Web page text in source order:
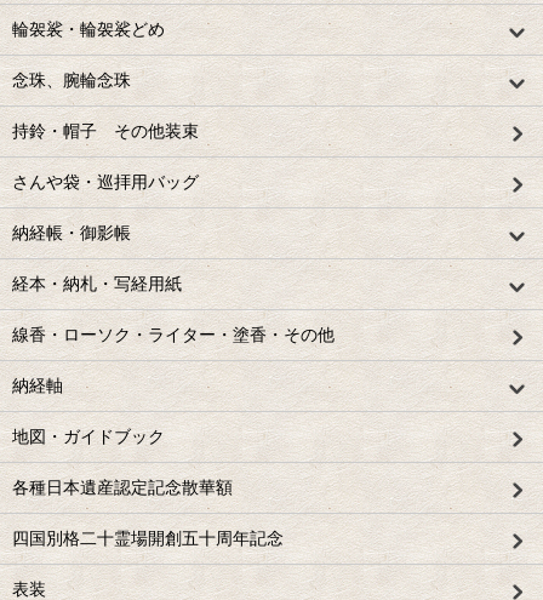
輪袈裟・輪袈裟どめ
念珠、腕輪念珠
持鈴・帽子 その他装束
さんや袋・巡拝用バッグ
納経帳・御影帳
経本・納札・写経用紙
線香・ローソク・ライター・塗香・その他
納経軸
地図・ガイドブック
各種日本遺産認定記念散華額
四国別格二十霊場開創五十周年記念
表装